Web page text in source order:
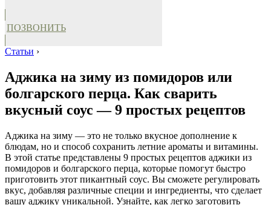
ПОЗВОНИТЬ
Статьи ›
Аджика на зиму из помидоров или
болгарского перца. Как сварить
вкусный соус — 9 простых рецептов
Аджика на зиму — это не только вкусное дополнение к
блюдам, но и способ сохранить летние ароматы и витамины.
В этой статье представлены 9 простых рецептов аджики из
помидоров и болгарского перца, которые помогут быстро
приготовить этот пикантный соус. Вы сможете регулировать
вкус, добавляя различные специи и ингредиенты, что сделает
вашу аджику уникальной. Узнайте, как легко заготовить